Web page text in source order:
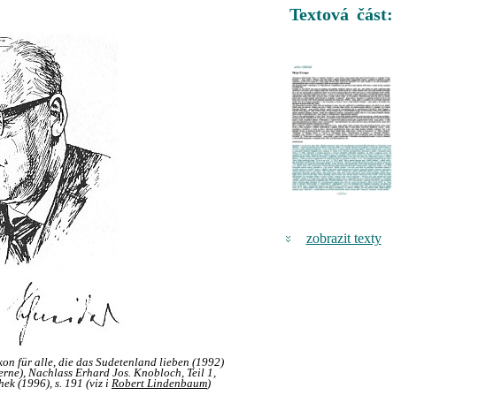
für alle, die das Sudetenland lieben (1992)
Nachlass Erhard Jos. Knobloch, Teil 1,
(1996), s. 191 (viz i Robert Lindenbaum)
Textová část:
zobrazit texty